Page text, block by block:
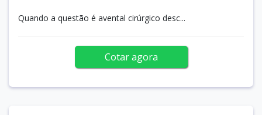
Quando a questão é avental cirúrgico desc...
Cotar agora